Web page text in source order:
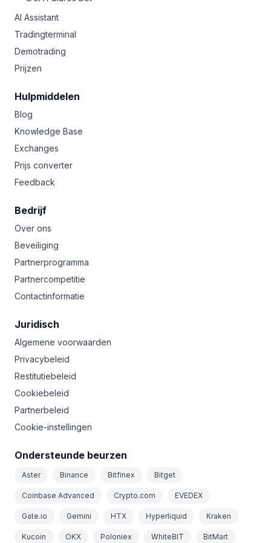
AI Assistant
Tradingterminal
Demotrading
Prijzen
Hulpmiddelen
Blog
Knowledge Base
Exchanges
Prijs converter
Feedback
Bedrijf
Over ons
Beveiliging
Partnerprogramma
Partnercompetitie
Contactinformatie
Juridisch
Algemene voorwaarden
Privacybeleid
Restitutiebeleid
Cookiebeleid
Partnerbeleid
Cookie-instellingen
Ondersteunde beurzen
Aster Binance Bitfinex Bitget
Coinbase Advanced Crypto.com EVEDEX
Gate.io Gemini HTX Hyperliquid Kraken
Kucoin OKX Poloniex WhiteBIT BitMart